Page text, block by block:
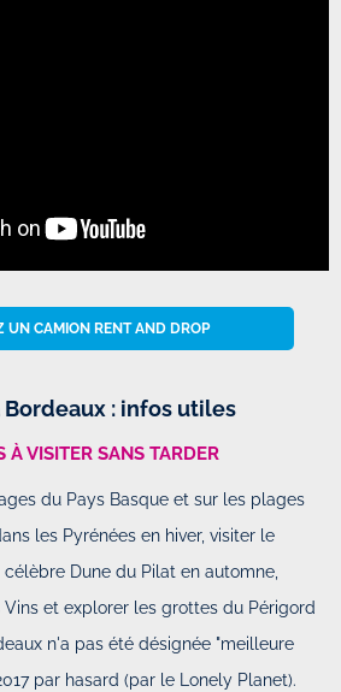
UN CAMION RENT AND DROP
: infos utiles
À VISITER SANS TARDER
du Pays Basque et sur les plages
les Pyrénées en hiver, visiter le
Dune du Pilat en automne,
et explorer les grottes du Périgord
n'a pas été désignée "meilleure
par hasard (par le Lonely Planet).